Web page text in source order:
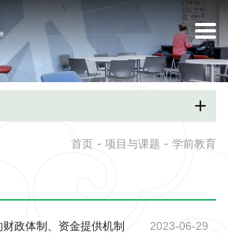
首页 - 项目与课题 - 学前教育
2023-06-29
政体制、资金提供机制